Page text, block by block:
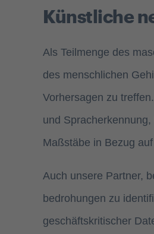
Künstliche
Als Teilmenge des
des menschlichen
Vorhersagen zu
und
Maßstäbe in Bezug
Auch unsere Partner,
bedrohungen zu
geschäftskritischer